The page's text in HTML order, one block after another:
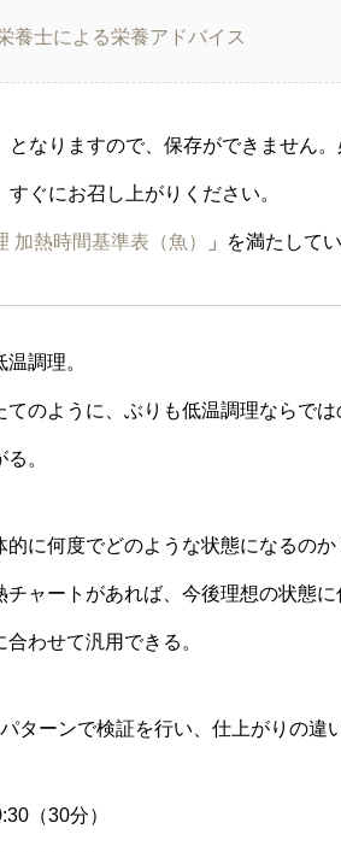
養士による栄養アドバイス
となりますので、保存ができません
すぐにお召し上がりください。
加熱時間基準表（魚） 」を満たして
調理。
てのように、ぶりも低温調理ならで
。
的に何度でどのような状態になるのか
チャートがあれば、今後理想の状態
合わせて汎用できる。
ターンで検証を行い、仕上がりの違
（30分）